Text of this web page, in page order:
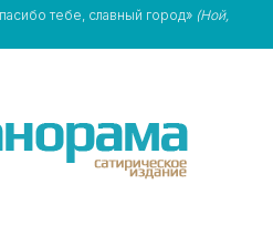
тебе, славный город» (Ной,